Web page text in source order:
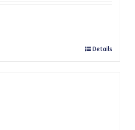
Dieses Produkt weist mehrere Varianten
Details